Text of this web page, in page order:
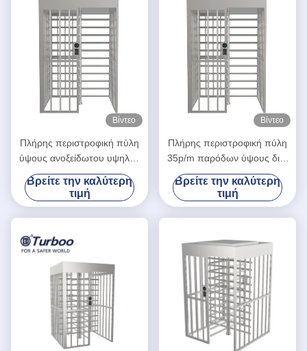
Βίντεο
Πλήρης περιστροφική πύλη
ύψους ανοξείδωτου υψηλής
ασφαλείας ελέγχου
προσπέλασης
Βρείτε την καλύτερη
τιμή
Βίντεο
Πλήρης περιστροφική πύλη
35p/m παρόδων ύψους δις-
Directionary SUS304 ενιαία
Βρείτε την καλύτερη
τιμή